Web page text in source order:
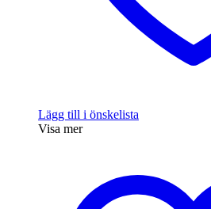
Lägg till i önskelista
Visa mer